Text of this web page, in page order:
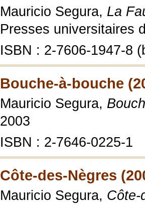
Mauricio Segura, La
Presses universitaires
ISBN : 2-7606-1947-8
Bouche-à-bouche
Mauricio Segura,
2003
ISBN : 2-7646-0225-1
Côte-des-Nègres
Mauricio Segura, Côte-